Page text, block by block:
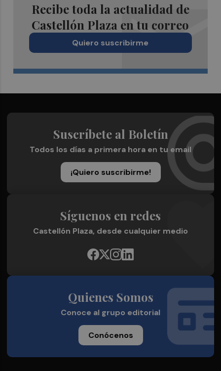
Recibe toda la actualidad de
Castellón Plaza en tu correo
Quiero suscribirme
Suscríbete al Boletín
Todos los días a primera hora en tu email
¡Quiero suscribirme!
Síguenos en redes
Castellón Plaza, desde cualquier medio
Quienes Somos
Conoce al grupo editorial
Conócenos